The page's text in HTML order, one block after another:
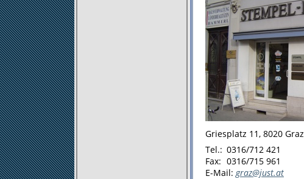
Griesplatz 11, 8020 Graz
Tel.: 0316/712 421
Fax: 0316/715 961
E-Mail:graz@just.at